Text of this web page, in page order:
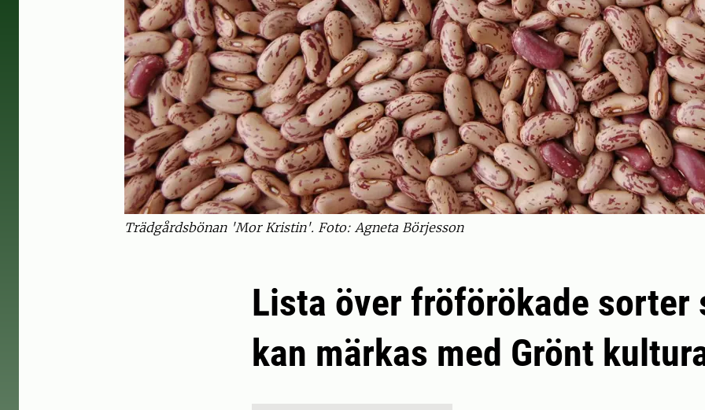
Trädgårdsbönan 'Mor Kristin'. Foto: Agneta Börjesson
Lista över fröförökade sorter
kan märkas med Grönt